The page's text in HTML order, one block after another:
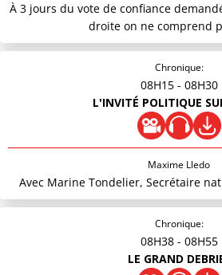
À 3 jours du vote de confiance
droite on ne comprend
Chronique:
08H15 - 08H30
L'INVITÉ POLITIQUE
Maxime Lledo
Avec Marine Tondelier, Secrétaire
Chronique:
08H38 - 08H55
LE GRAND